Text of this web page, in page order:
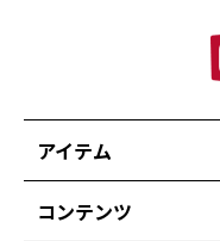
アイテム
コンテンツ